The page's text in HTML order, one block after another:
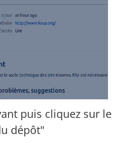
puis cliquez sur le
dépôt"